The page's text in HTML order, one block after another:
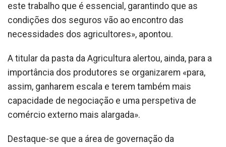
este trabalho que é essencial, garantindo que as
condições dos seguros vão ao encontro das
necessidades dos agricultores», apontou.
A titular da pasta da Agricultura alertou, ainda, para a
importância dos produtores se organizarem «para,
assim, ganharem escala e terem também mais
capacidade de negociação e uma perspetiva de
comércio externo mais alargada».
Destaque-se que a área de governação da